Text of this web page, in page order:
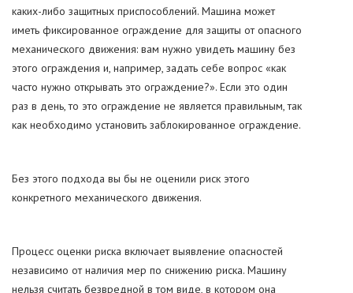
каких-либо защитных приспособлений. Машина может
иметь фиксированное ограждение для защиты от опасного
механического движения: вам нужно увидеть машину без
этого ограждения и, например, задать себе вопрос «как
часто нужно открывать это ограждение?». Если это один
раз в день, то это ограждение не является правильным, так
как необходимо установить заблокированное ограждение.
Без этого подхода вы бы не оценили риск этого
конкретного механического движения.
Процесс оценки риска включает выявление опасностей
независимо от наличия мер по снижению риска. Машину
нельзя считать безвредной в том виде, в котором она